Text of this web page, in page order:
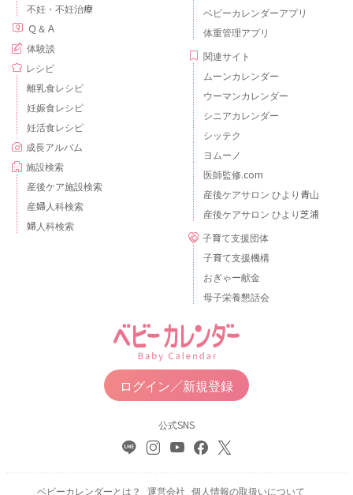
不妊・不妊治療
Ｑ＆Ａ
体験談
レシピ
離乳食レシピ
妊娠食レシピ
妊活食レシピ
成長アルバム
施設検索
産後ケア施設検索
産婦人科検索
婦人科検索
ベビーカレンダーアプリ
体重管理アプリ
関連サイト
ムーンカレンダー
ウーマンカレンダー
シニアカレンダー
シッテク
ヨムーノ
医師監修.com
産後ケアサロン ひより青山
産後ケアサロン ひより芝浦
子育て支援団体
子育て支援機構
おぎゃー献金
母子栄養懇話会
ログイン／新規登録
公式SNS
ベビーカレンダーとは？ 運営会社 個人情報の取扱いについて